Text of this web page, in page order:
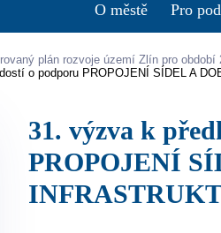
O městě Pro
Úřední deska
plán rozvoje území Zlín pro období
o podporu PROPOJENÍ SÍDEL A
31. výzva k předkládání projektových záměrů a žádostí o podporu
PROPOJENÍ